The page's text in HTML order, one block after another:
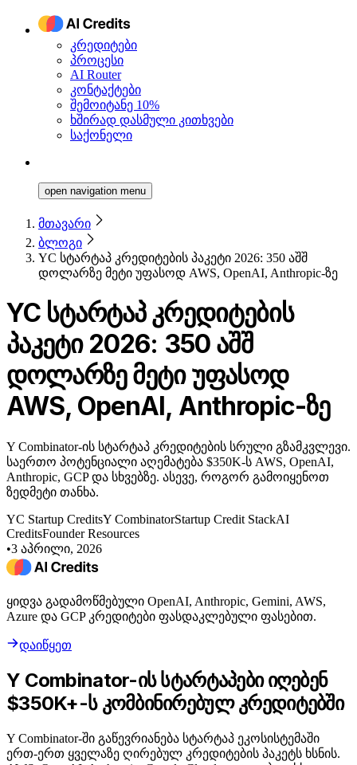
კრედიტები
პროცესი
AI Router
კონტაქტები
შემოიტანე 10%
ხშირად დასმული კითხვები
საქონელი
open navigation menu
მთავარი
ბლოგი
YC სტარტაპ კრედიტების პაკეტი 2026: 350 აშშ
დოლარზე მეტი უფასოდ AWS, OpenAI, Anthropic-ზე
YC სტარტაპ კრედიტების
პაკეტი 2026: 350 აშშ
დოლარზე მეტი უფასოდ
AWS, OpenAI, Anthropic-ზე
Y Combinator-ის სტარტაპ კრედიტების სრული გზამკვლევი.
საერთო პოტენციალი აღემატება $350K-ს AWS, OpenAI,
Anthropic, GCP და სხვებზე. ასევე, როგორ გამოიყენოთ
ზედმეტი თანხა.
YC Startup CreditsY CombinatorStartup Credit StackAI
CreditsFounder Resources
•3 აპრილი, 2026
ყიდვა გადამოწმებული OpenAI, Anthropic, Gemini, AWS,
Azure და GCP კრედიტები ფასდაკლებული ფასებით.
დაიწყეთ
Y Combinator-ის სტარტაპები იღებენ
$350K+-ს კომბინირებულ კრედიტებში
Y Combinator-ში გაწევრიანება სტარტაპ ეკოსისტემაში
ერთ-ერთ ყველაზე ღირებულ კრედიტების პაკეტს ხსნის.